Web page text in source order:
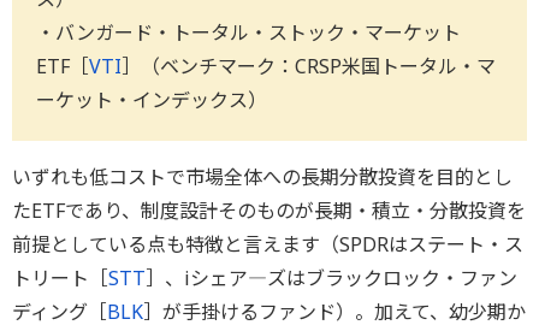
・バンガード・トータル・ストック・マーケット
ETF［VTI］（ベンチマーク：CRSP米国トータル・マ
ーケット・インデックス）
いずれも低コストで市場全体への長期分散投資を目的とし
たETFであり、制度設計そのものが長期・積立・分散投資を
前提としている点も特徴と言えます（SPDRはステート・ス
トリート［STT］、iシェア―ズはブラックロック・ファン
ディング［BLK］が手掛けるファンド）。加えて、幼少期か